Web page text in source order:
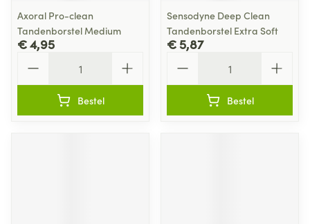
Axoral Pro-clean
Tandenborstel Medium
€ 4,95
Bestel
Sensodyne Deep Clean
Tandenborstel Extra Soft
€ 5,87
Bestel